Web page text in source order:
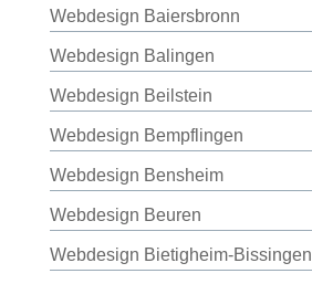
Webdesign Baiersbronn
Webdesign Balingen
Webdesign Beilstein
Webdesign Bempflingen
Webdesign Bensheim
Webdesign Beuren
Webdesign Bietigheim-Bissingen